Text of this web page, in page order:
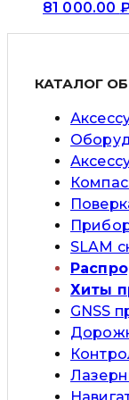
81 000.00
КАТАЛОГ
SLAM
Хиты
GNSS